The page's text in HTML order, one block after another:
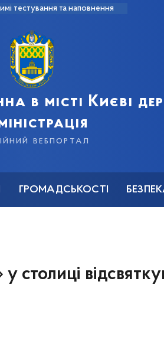
тестування та наповнення
в місті Києві
вебпортал
ГРОМАДСЬКОСТІ
столиці